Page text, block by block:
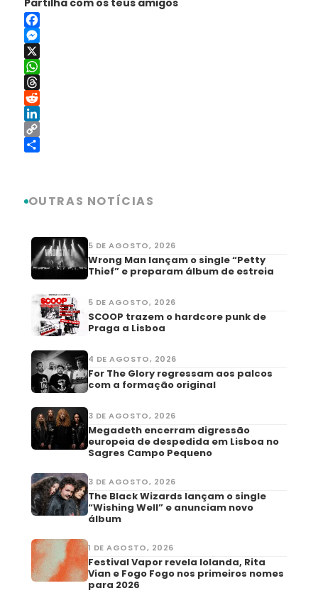
Partilha com os teus amigos
Facebook
Messenger
X
WhatsApp
Threads
Reddit
LinkedIn
Copy
OUTRAS NOTÍCIAS
5 DE AGOSTO, 2026
Wrong Man lançam o single “Petty
Thief” e preparam álbum de estreia
5 DE AGOSTO, 2026
SCOOP trazem o hardcore punk de
Praga a Lisboa
4 DE AGOSTO, 2026
For The Glory regressam aos palcos
com a formação original
3 DE AGOSTO, 2026
Megadeth encerram digressão
europeia de despedida em Lisboa no
Sagres Campo Pequeno
3 DE AGOSTO, 2026
The Black Wizards lançam o single
“Wishing Well” e anunciam novo
álbum
1 DE AGOSTO, 2026
Festival Vapor revela Iolanda, Rita
Vian e Fogo Fogo nos primeiros nomes
para 2026